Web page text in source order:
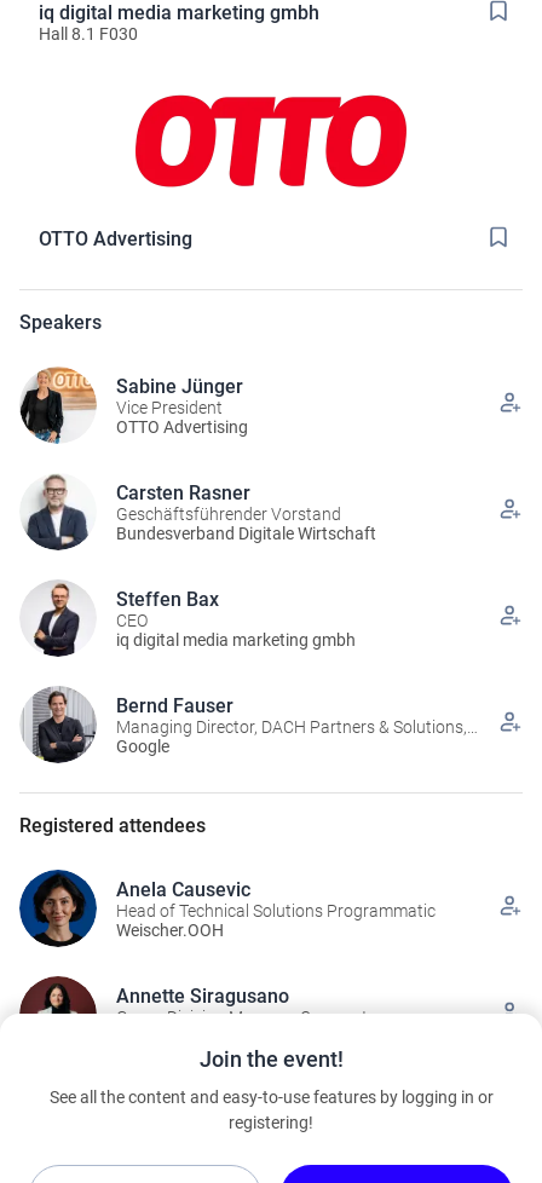
iq digital media marketing gmbh
Hall 8.1 F030
OTTO Advertising
Speakers
Sabine Jünger
Vice President
OTTO Advertising
Carsten Rasner
Geschäftsführender Vorstand
Bundesverband Digitale Wirtschaft
Steffen Bax
CEO
iq digital media marketing gmbh
Bernd Fauser
Managing Director, DACH Partners & Solutions,
Google
Google
Registered attendees
Anela Causevic
Head of Technical Solutions Programmatic
Weischer.OOH
Annette Siragusano
Group Division Manager Corporate
Christiane Adler
Data & Measurement Lead
Join the event!
See all the content and easy-to-use features by logging in or
registering!